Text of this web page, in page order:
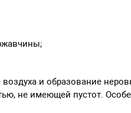
и образование
не имеющей пустот.